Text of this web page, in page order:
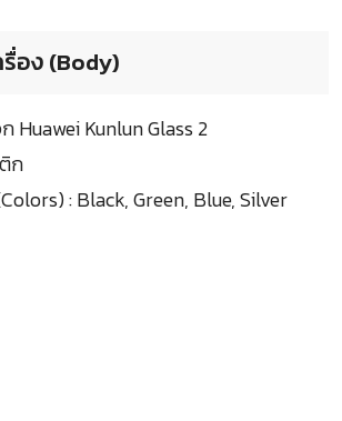
อง (Body)
Huawei Kunlun Glass 2
ก
: Black, Green, Blue, Silver